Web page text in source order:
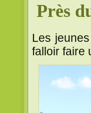
Près
Les
falloir faire